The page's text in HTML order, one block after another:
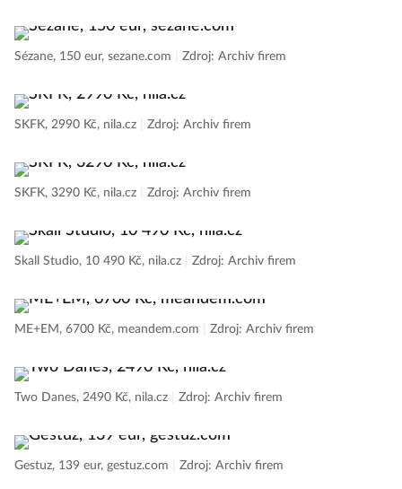
Sézane, 150 eur, sezane.com Zdroj: Archiv firem
SKFK, 2990 Kč, nila.cz Zdroj: Archiv firem
SKFK, 3290 Kč, nila.cz Zdroj: Archiv firem
Skall Studio, 10 490 Kč, nila.cz Zdroj: Archiv firem
ME+EM, 6700 Kč, meandem.com Zdroj: Archiv firem
Two Danes, 2490 Kč, nila.cz Zdroj: Archiv firem
Gestuz, 139 eur, gestuz.com Zdroj: Archiv firem